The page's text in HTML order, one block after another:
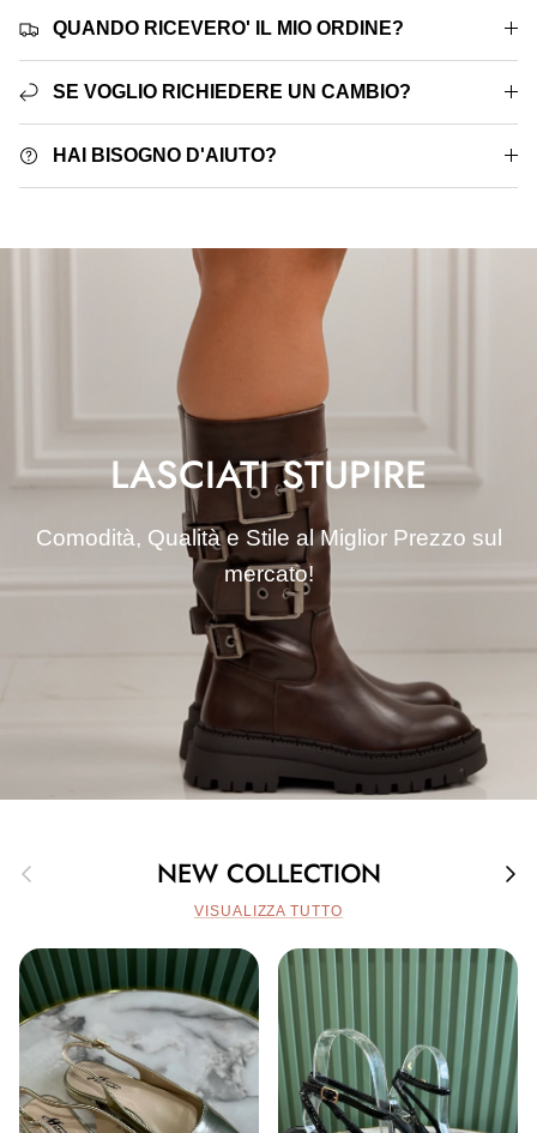
QUANDO RICEVERO' IL MIO ORDINE?
SE VOGLIO RICHIEDERE UN CAMBIO?
HAI BISOGNO D'AIUTO?
LASCIATI STUPIRE
Comodità, Qualità e Stile al Miglior Prezzo sul
mercato!
Indietro NEW COLLECTION
VISUALIZZA TUTTO